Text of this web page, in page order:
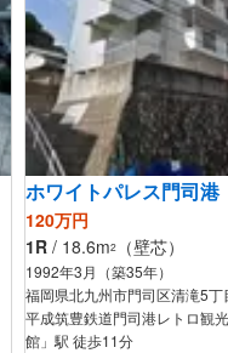
ホワイトパレス門司港
120万円
1R / 18.6m2 （壁芯）
1992年3月（築35年）
福岡県北九州市門司区清滝5丁
平成筑豊鉄道門司港レトロ観
館」駅 徒歩11分